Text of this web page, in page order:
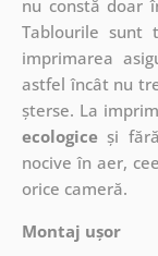
nu constă doar
Tablourile
imprimarea
astfel încât nu
șterse. La
ecologiceși fără
nocive în aer,
orice cameră.
Montaj ușor